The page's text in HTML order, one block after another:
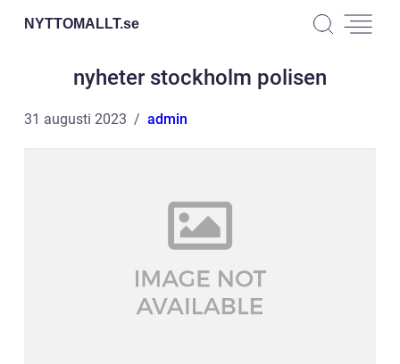
NYTTOMALLT.se
nyheter stockholm polisen
31 augusti 2023 admin